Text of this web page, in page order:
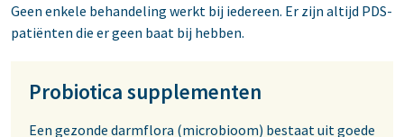
Geen enkele behandeling werkt bij iedereen. Er zijn altijd PDS-
patiënten die er geen baat bij hebben.
Probiotica supplementen
Een gezonde darmflora (microbioom) bestaat uit goede